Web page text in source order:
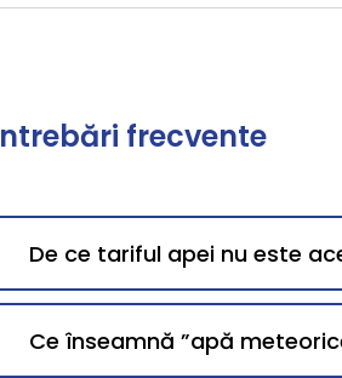
frecvente
De ce tariful apei nu este
Ce înseamnă ”apă